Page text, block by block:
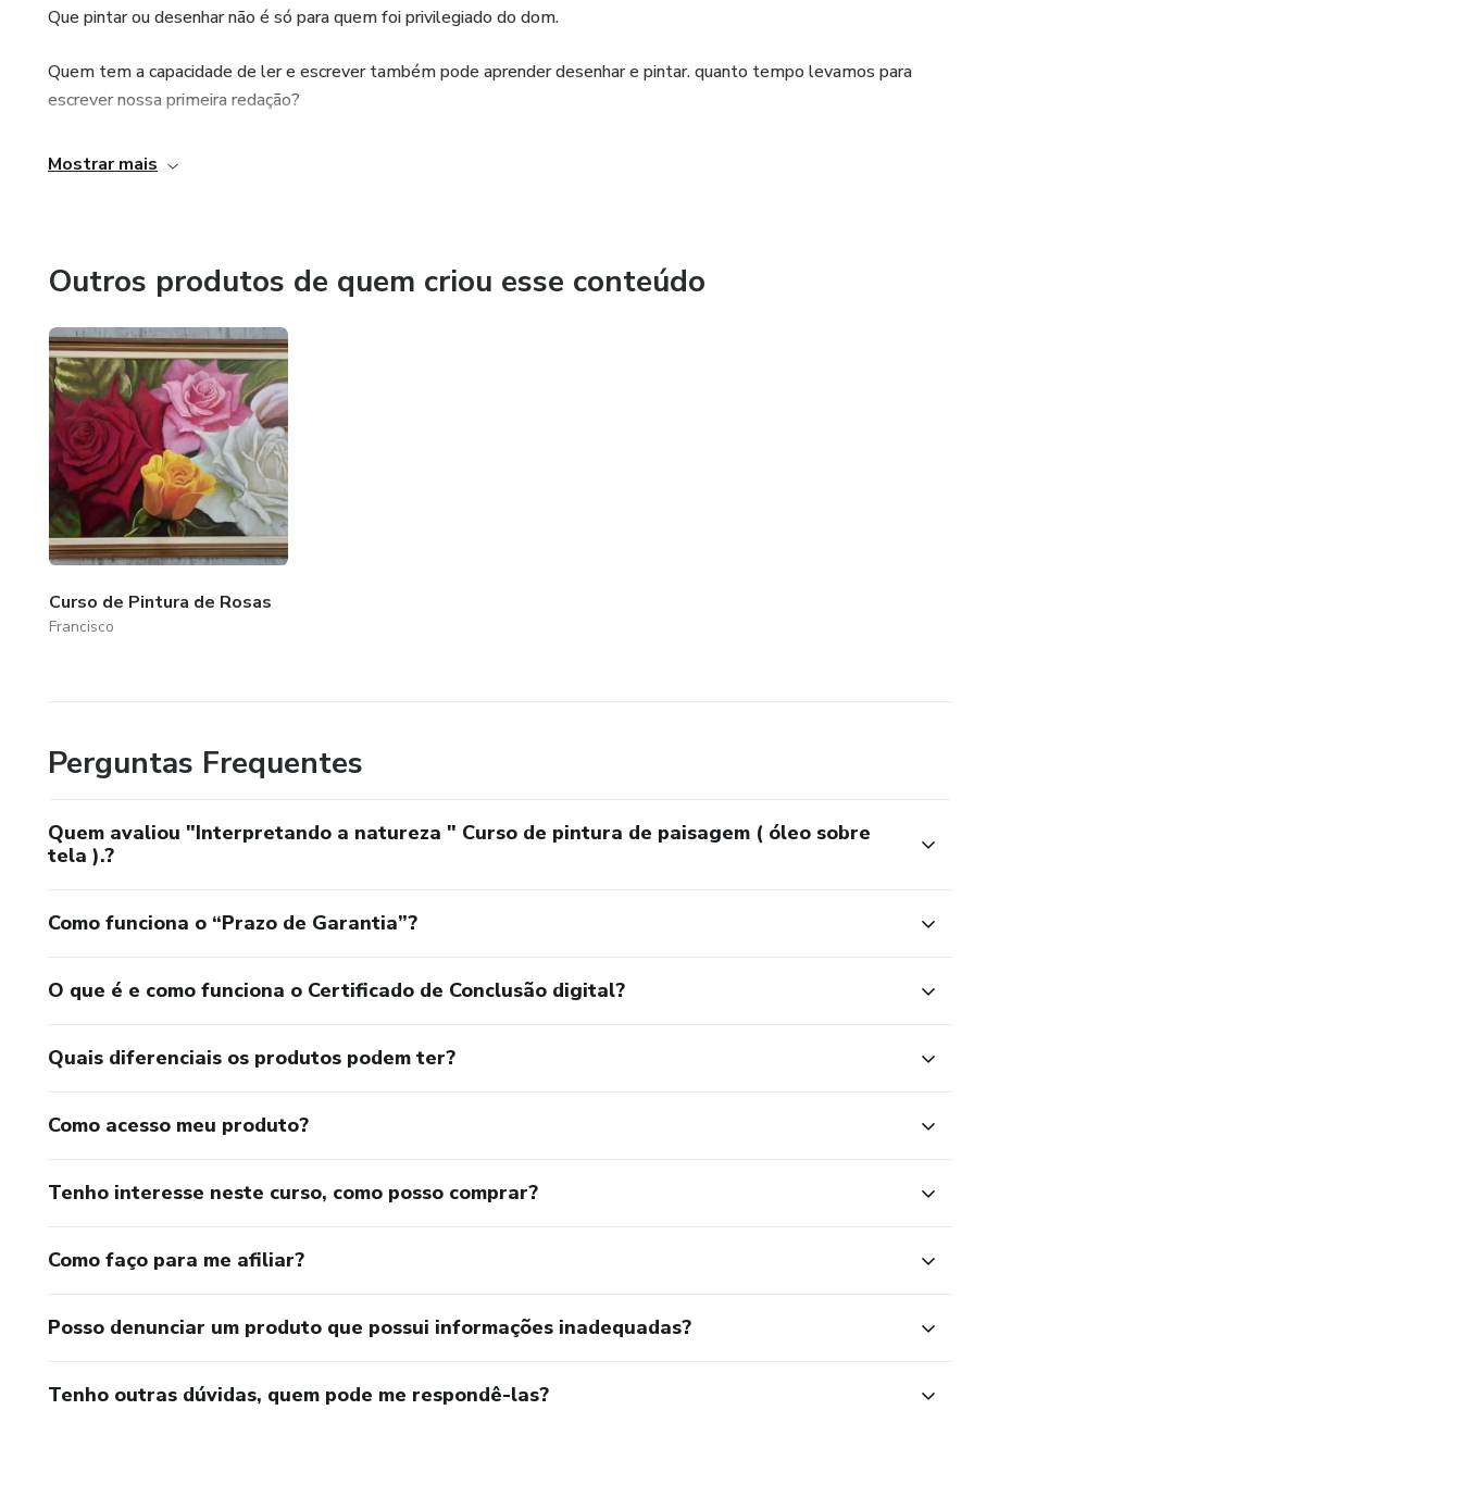
Que pintar ou desenhar não é só para quem foi privilegiado do dom.
Quem tem a capacidade de ler e escrever também pode aprender desenhar e pintar. quanto tempo levamos para
escrever nossa primeira redação?
e quanto tempo você quer levar para fazer sua primeira tela sozinho?
Mostrar mais
Outros produtos de quem criou esse conteúdo
Curso de Pintura de Rosas
Francisco
Perguntas Frequentes
Quem avaliou "Interpretando a natureza " Curso de pintura de paisagem ( óleo sobre
tela ).?
Como funciona o “Prazo de Garantia”?
O que é e como funciona o Certificado de Conclusão digital?
Quais diferenciais os produtos podem ter?
Como acesso meu produto?
Tenho interesse neste curso, como posso comprar?
Como faço para me afiliar?
Posso denunciar um produto que possui informações inadequadas?
Tenho outras dúvidas, quem pode me respondê-las?